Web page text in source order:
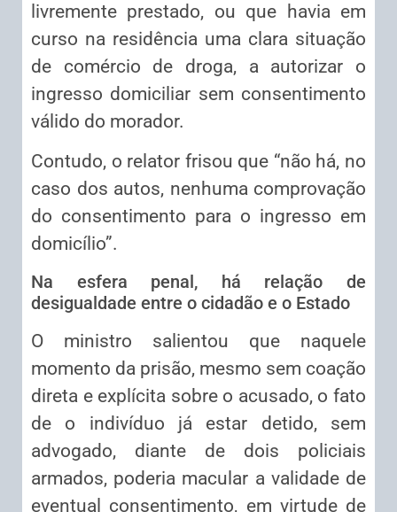
livremente prestado, ou que havia em
curso na residência uma clara situação
de comércio de droga, a autorizar o
ingresso domiciliar sem consentimento
válido do morador.
Contudo, o relator frisou que “não há, no
caso dos autos, nenhuma comprovação
do consentimento para o ingresso em
domicílio”.
Na esfera penal, há relação de
desigualdade entre o cidadão e o Estado
O ministro salientou que naquele
momento da prisão, mesmo sem coação
direta e explícita sobre o acusado, o fato
de o indivíduo já estar detido, sem
advogado, diante de dois policiais
armados, poderia macular a validade de
eventual consentimento, em virtude de